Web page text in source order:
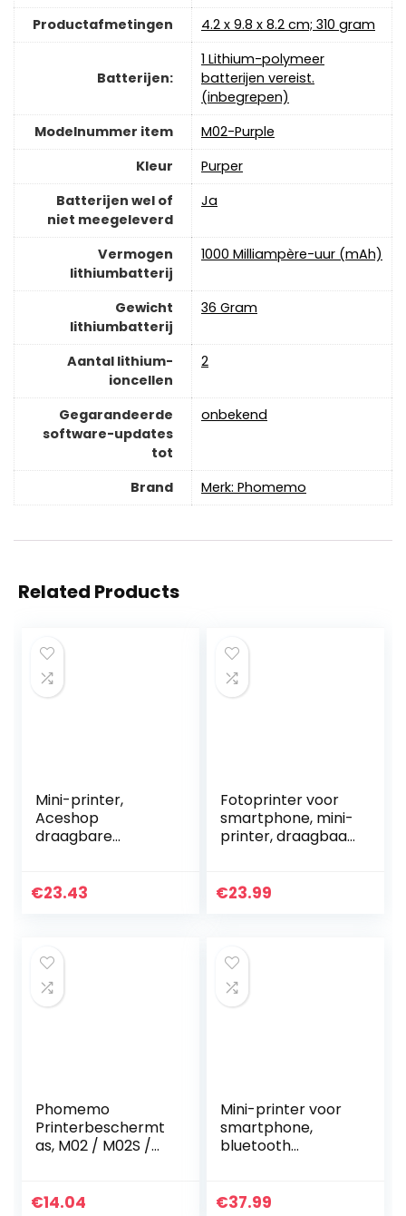
Productafmetingen
‎4.2 x 9.8 x 8.2 cm; 310 gram
Batterijen:
‎1 Lithium-polymeer
batterijen vereist.
(inbegrepen)
Modelnummer item
‎M02-Purple
Kleur
‎Purper
Batterijen wel of
niet meegeleverd
‎Ja
Vermogen
lithiumbatterij
‎1000 Milliampère-uur (mAh)
Gewicht
lithiumbatterij
‎36 Gram
Aantal lithium-
ioncellen
‎2
Gegarandeerde
software-updates
tot
‎onbekend
Brand Merk: Phomemo
Related Products
Mini-printer,
Aceshop
draagbare
fotoprinter met 2
€23.43
Fotoprinter voor
smartphone, mini-
printer, draagbaar
thermische
€23.99
Phomemo
Printerbeschermt
as, M02 / M02S /
vak met
€14.04
Mini-printer voor
smartphone,
bluetooth
printer, 19 stuks
€37.99